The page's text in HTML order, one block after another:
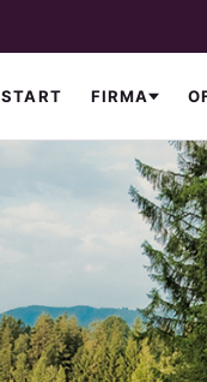
START FIRMA